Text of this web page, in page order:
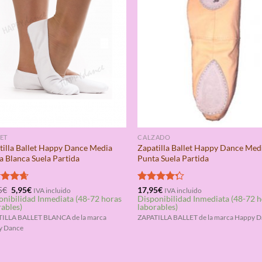
Ballet Happy Dance Media
Blanca Suela Partida
4.67
€ El
precio
original
era:
25,95€.
5,95€El
precio
es:
5,95€.
IVA incluido
Inmediata (48-72 horas
BALLET BLANCA de la marca
Dance
CALZADO
Zapatilla Ballet Happy Dance
Punta Suela Partida
Valorado
con4.25
de 5
17,95€ IVA incluido
Disponibilidad Inmediata (48-72
laborables)
ZAPATILLA BALLET de la marca Happy